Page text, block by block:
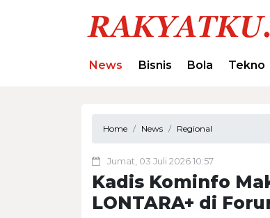
News Bisnis Bola Tekno
Home News Regional
Jumat, 03 Juli 2026 10:57
Kadis Kominfo
LONTARA+ di